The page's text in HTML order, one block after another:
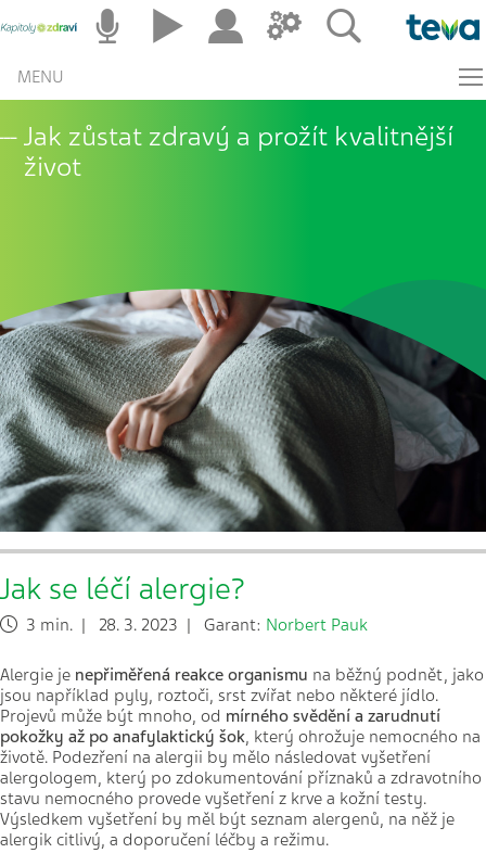
MENU
Jak zůstat zdravý a prožít kvalitnější
život
Jak se léčí alergie?
3 min. | 28. 3. 2023 | Garant: Norbert Pauk
Alergie je nepřiměřená reakce organismu na běžný podnět, jako
jsou například pyly, roztoči, srst zvířat nebo některé jídlo.
Projevů může být mnoho, od mírného svědění a zarudnutí
pokožky až po anafylaktický šok, který ohrožuje nemocného na
životě. Podezření na alergii by mělo následovat vyšetření
alergologem, který po zdokumentování příznaků a zdravotního
stavu nemocného provede vyšetření z krve a kožní testy.
Výsledkem vyšetření by měl být seznam alergenů, na něž je
alergik citlivý, a doporučení léčby a režimu.